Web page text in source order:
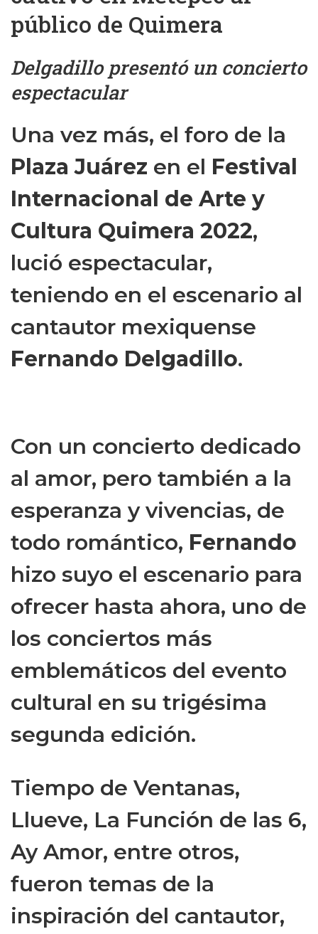
público de Quimera
Delgadillo presentó un concierto
espectacular
Una vez más, el foro de la
Plaza Juárez en el Festival
Internacional de Arte y
Cultura Quimera 2022,
lució espectacular,
teniendo en el escenario al
cantautor mexiquense
Fernando Delgadillo.
Con un concierto dedicado
al amor, pero también a la
esperanza y vivencias, de
todo romántico, Fernando
hizo suyo el escenario para
ofrecer hasta ahora, uno de
los conciertos más
emblemáticos del evento
cultural en su trigésima
segunda edición.
Tiempo de Ventanas,
Llueve, La Función de las 6,
Ay Amor, entre otros,
fueron temas de la
inspiración del cantautor,